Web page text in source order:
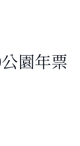
園年票